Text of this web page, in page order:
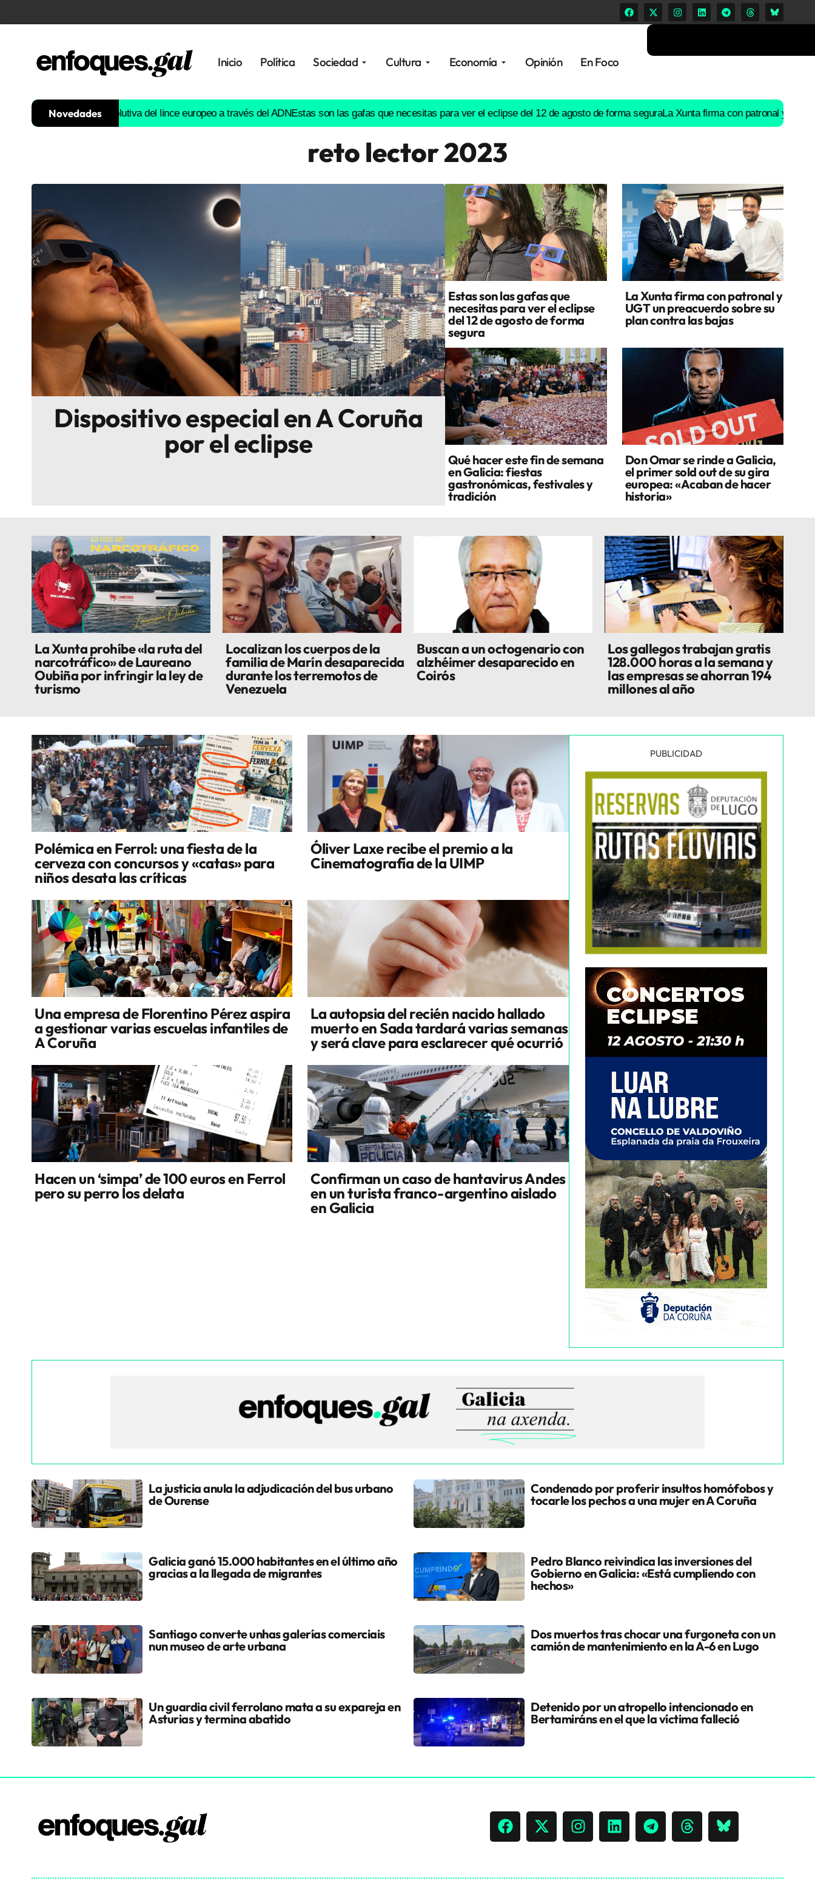
Inicio Política Sociedad Cultura Economía Opinión En Foco
Histórica
Gastronomía
Escenarios
Novedades
la historia evolutiva del lince europeo a través del ADN Estas son las gafas que necesitas para ver el eclipse del 12 de agosto de forma seguraLa Xunta firma con patronal y UGT un
reto lector 2023
Dispositivo especial en A Coruña
por el eclipse
Estas son las gafas que
necesitas para ver el eclipse
del 12 de agosto de forma
segura
La Xunta firma con patronal y
UGT un preacuerdo sobre su
plan contra las bajas
Qué hacer este fin de semana
en Galicia: fiestas
gastronómicas, festivales y
tradición
Don Omar se rinde a Galicia,
el primer sold out de su gira
europea: «Acaban de hacer
historia»
La Xunta prohíbe «la ruta del
narcotráfico» de Laureano
Oubiña por infringir la ley de
turismo
Localizan los cuerpos de la
familia de Marín desaparecida
durante los terremotos de
Venezuela
Buscan a un octogenario con
alzhéimer desaparecido en
Coirós
Los gallegos trabajan gratis
128.000 horas a la semana y
las empresas se ahorran 194
millones al año
Polémica en Ferrol: una fiesta de la
cerveza con concursos y «catas» para
niños desata las críticas
Óliver Laxe recibe el premio a la
Cinematografía de la UIMP
Una empresa de Florentino Pérez aspira
a gestionar varias escuelas infantiles de
A Coruña
La autopsia del recién nacido hallado
muerto en Sada tardará varias semanas
y será clave para esclarecer qué ocurrió
Hacen un ‘simpa’ de 100 euros en Ferrol
pero su perro los delata
Confirman un caso de hantavirus Andes
en un turista franco-argentino aislado
en Galicia
PUBLICIDAD
La justicia anula la adjudicación del bus urbano
de Ourense
Condenado por proferir insultos homófobos y
tocarle los pechos a una mujer en A Coruña
Galicia ganó 15.000 habitantes en el último año
gracias a la llegada de migrantes
Pedro Blanco reivindica las inversiones del
Gobierno en Galicia: «Está cumpliendo con
hechos»
Santiago converte unhas galerías comerciais
nun museo de arte urbana
Dos muertos tras chocar una furgoneta con un
camión de mantenimiento en la A-6 en Lugo
Un guardia civil ferrolano mata a su expareja en
Asturias y termina abatido
Detenido por un atropello intencionado en
Bertamiráns en el que la víctima falleció